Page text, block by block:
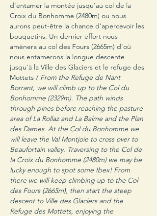
d'entamer la montée jusqu'au col de la
Croix du Bonhomme (2480m) ou nous
aurons peut-être la chance d'apercevoir les
bouquetins. Un dernier effort nous
amènera au col des Fours (2665m) d'où
nous entamerons la longue descente
jusqu'à la Ville des Glaciers et le refuge des
Mottets / From the Refuge de Nant
Borrant, we will climb up to the Col du
Bonhomme (2329m). The path winds
through pines before reaching the pasture
area of La Rollaz and La Balme and the Plan
des Dames. At the Col du Bonhomme we
will leave the Val Montjoie to cross over to
Beaufortain valley. Traversing to the Col de
la Croix du Bonhomme (2480m) we may be
lucky enough to spot some Ibex! From
there we will keep climbing up to the Col
des Fours (2665m), then start the steep
descent to Ville des Glaciers and the
Refuge des Mottets, enjoying the